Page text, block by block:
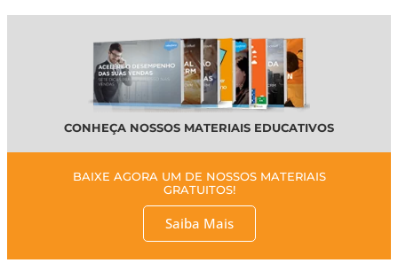
CONHEÇA NOSSOS MATERIAIS EDUCATIVOS
BAIXE AGORA UM DE NOSSOS MATERIAIS
GRATUITOS!
Saiba Mais